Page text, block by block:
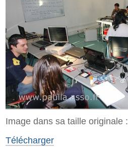
Image dans sa taille originale :
Télécharger